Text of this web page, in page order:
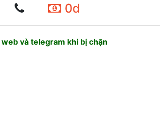
0d
và telegram khi bị chặn